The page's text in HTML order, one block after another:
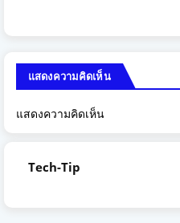
แสดงความคิดเห็น
แสดงความคิดเห็น
Tech-Tip